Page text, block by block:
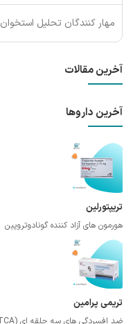
مهار کنندگان تحلیل استخوان
آخرین مقالات
آخرین داروها
تریپتورلین
هورمون های آزاد کننده گونادوتروپین
تریمی پرامین
ضد افسردگی های سه حلقه ای (TCA)